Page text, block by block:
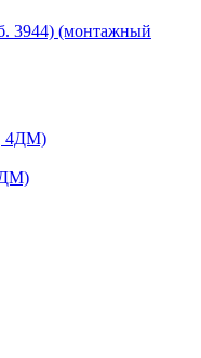
3944) (монтажный